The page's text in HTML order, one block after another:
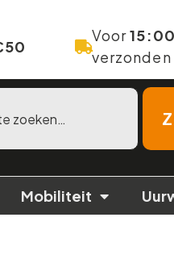
Voor15:00
verzonden
Mobiliteit